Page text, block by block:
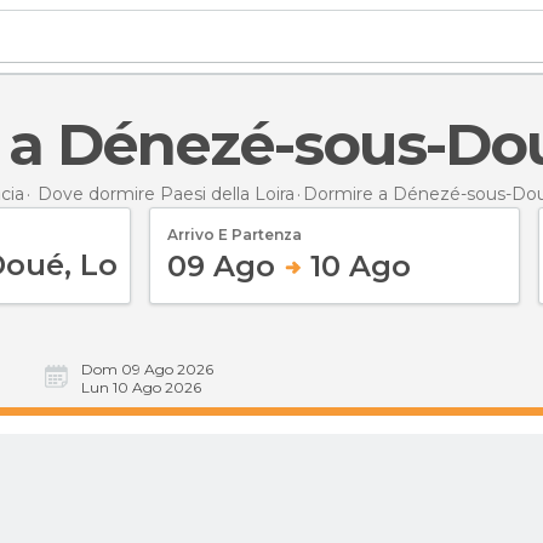
a Dénezé-sous-
Dove dormire Paesi della Loira Dormire a Dénezé-sous-
Arrivo E Partenza
09 Ago 10 Ago
Dom 09 Ago 2026
Lun 10 Ago 2026